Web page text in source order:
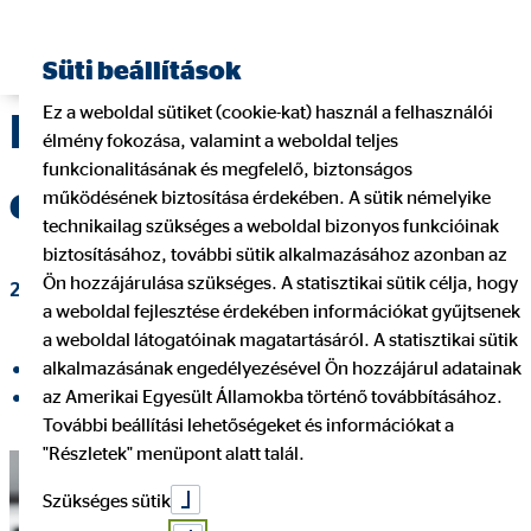
Itt találod meg a 2024-
es díjkimutatásodat
2025. február 04.|OVB Vermögensberatung Kft.
Megosztás a Facebookon
Megosztás a LinkedIn
Süti beállítások
Ez a weboldal sütiket (cookie-kat) használ a felhasználói
élmény fokozása, valamint a weboldal teljes
funkcionalitásának és megfelelő, biztonságos
működésének biztosítása érdekében. A sütik némelyike
technikailag szükséges a weboldal bizonyos funkcióinak
biztosításához, további sütik alkalmazásához azonban az
Ön hozzájárulása szükséges. A statisztikai sütik célja, hogy
a weboldal fejlesztése érdekében információkat gyűjtsenek
a weboldal látogatóinak magatartásáról. A statisztikai sütik
alkalmazásának engedélyezésével Ön hozzájárul adatainak
az Amerikai Egyesült Államokba történő továbbításához.
További beállítási lehetőségeket és információkat a
"Részletek" menüpont alatt talál.
Szükséges sütik